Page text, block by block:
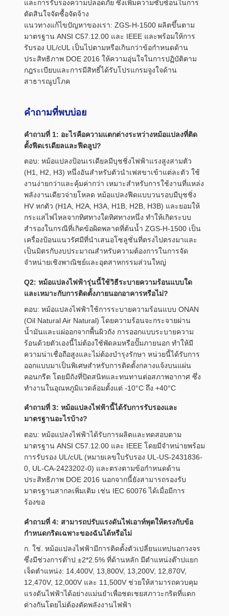
และการรับรองความปลอดภัย ซึ่งเพิ่มความซับซ้อนในการ
ตัดสินใจจัดซื้อจัดจ้าง
แนวทางแก้ไขปัญหาของเรา: ZGS-H-1500 ผลิตขึ้นตาม
มาตรฐาน ANSI C57.12.00 และ IEEE และพร้อมให้การ
รับรอง UL/cUL เป็นไปตามหรือเกินกว่าข้อกำหนดด้าน
ประสิทธิภาพ DOE 2016 ให้ความอุ่นใจในการปฏิบัติตาม
กฎระเบียบและการมีสิทธิ์ได้รับโปรแกรมจูงใจด้าน
สาธารณูปโภค
คำถามที่พบบ่อย
คำถามที่ 1: อะไรคือความแตกต่างระหว่างหม้อแปลงที่ติด
ตั้งฟีดเรเดียลและฟีดลูป?
ตอบ: หม้อแปลงป้อนเรเดียลมีบุชชิ่งไฟฟ้าแรงสูงสามตัว
(H1, H2, H3) หนึ่งอันสำหรับตัวนำเฟสขาเข้าแต่ละตัว ใช้
งานง่ายกว่าและคุ้มค่ากว่า เหมาะสำหรับการใช้งานที่แหล่ง
พลังงานเดียวจ่ายโหลด หม้อแปลงฟีดแบบวนรอบมีบุชชิ่ง
HV หกตัว (H1A, H2A, H3A, H1B, H2B, H3B) และยอมให้
กระแสไฟไหลจากทิศทางใดทิศทางหนึ่ง ทำให้เกิดระบบ
สำรองในกรณีที่เกิดข้อผิดพลาดที่ต้นน้ำ ZGS-H-1500 เป็น
เครื่องป้อนแนวรัศมีที่นำเสนอโซลูชั่นที่ตรงไปตรงมาและ
เป็นมิตรกับงบประมาณสำหรับความต้องการในการจัด
จำหน่ายเชิงพาณิชย์และอุตสาหกรรมส่วนใหญ่
Q2: หม้อแปลงไฟฟ้ารุ่นนี้ใช้วิธีระบายความร้อนแบบใด
และเหมาะกับการติดตั้งภายนอกอาคารหรือไม่?
ตอบ: หม้อแปลงไฟฟ้าใช้การระบายความร้อนแบบ ONAN
(Oil Natural Air Natural) โดยความร้อนจะกระจายผ่าน
น้ำมันและแผ่ออกจากพื้นผิวถัง การออกแบบระบายความ
ร้อนด้วยตัวเองนี้ไม่ต้องใช้พัดลมหรือปั๊มภายนอก ทำให้มี
ความน่าเชื่อถือสูงและไม่ต้องบำรุงรักษา หน่วยนี้ได้รับการ
ออกแบบมาเป็นพิเศษสำหรับการติดตั้งกลางแจ้งบนแผ่น
คอนกรีต โดยมีถังที่ปิดสนิทและทนทานต่อสภาพอากาศ ซึ่ง
ทำงานในอุณหภูมิแวดล้อมตั้งแต่ -10°C ถึง +40°C
คำถามที่ 3: หม้อแปลงไฟฟ้านี้ได้รับการรับรองและ
มาตรฐานอะไรบ้าง?
ตอบ: หม้อแปลงไฟฟ้าได้รับการผลิตและทดสอบตาม
มาตรฐาน ANSI C57.12.00 และ IEEE โดยมีจำหน่ายพร้อม
การรับรอง UL/cUL (หมายเลขใบรับรอง UL-US-2431836-
0, UL-CA-2423202-0) และตรงตามข้อกำหนดด้าน
ประสิทธิภาพ DOE 2016 นอกจากนี้ยังสามารถรองรับ
มาตรฐานสากลเพิ่มเติม เช่น IEC 60076 ได้เมื่อมีการ
ร้องขอ
คำถามที่ 4: สามารถปรับแรงดันไฟเอาท์พุตให้ตรงกับข้อ
กำหนดกริดเฉพาะของฉันได้หรือไม่
ก. ใช่. หม้อแปลงไฟฟ้ามีการติดตั้งตัวเปลี่ยนแทปนอกวงจร
ซึ่งมีช่วงการต๊าป ±2*2.5% ที่ด้านหลัก มีตำแหน่งต๊าปแยก
เจ็ดตำแหน่ง: 14,400V, 13,800V, 13,200V, 12,870V,
12,470V, 12,000V และ 11,500V ช่วยให้สามารถควบคุม
แรงดันไฟฟ้าได้อย่างแม่นยำเพื่อชดเชยสภาวะกริดที่แตก
ต่างกันโดยไม่ต้องตัดพลังงานไฟฟ้า